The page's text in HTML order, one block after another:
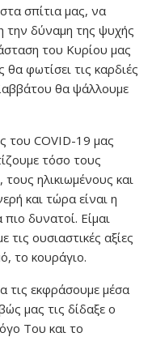
σπίτια μας, να
την δύναμη της ψυχής
του Κυρίου μας
φωτίσει τις καρδιές
θα ψάλλουμε
του COVID-19 μας
τόσο τους
ηλικιωμένους και
και τώρα είναι η
δυνατοί. Είμαι
τις ουσιαστικές αξίες
το κουράγιο.
τις εκφράσουμε μέσα
μας τις δίδαξε ο
Του και το